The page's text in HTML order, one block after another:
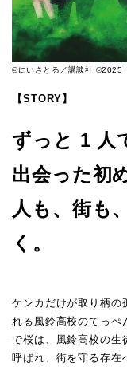
©にいさとる／講談社 ©2025
【STORY】
ずっと 1 人
出会った初
人も、街も
く。
ケンカだけが取り柄の
れる風鈴高校のてっぺ
で桜は、風鈴高校の生
呼ばれ、街を守る存在